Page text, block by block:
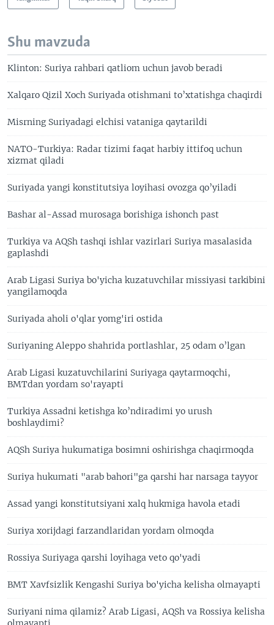
Shu mavzuda
Klinton: Suriya rahbari qatliom uchun javob beradi
Xalqaro Qizil Xoch Suriyada otishmani to’xtatishga chaqirdi
Misrning Suriyadagi elchisi vataniga qaytarildi
NATO-Turkiya: Radar tizimi faqat harbiy ittifoq uchun
xizmat qiladi
Suriyada yangi konstitutsiya loyihasi ovozga qo’yiladi
Bashar al-Assad murosaga borishiga ishonch past
Turkiya va AQSh tashqi ishlar vazirlari Suriya masalasida
gaplashdi
Arab Ligasi Suriya bo'yicha kuzatuvchilar missiyasi tarkibini
yangilamoqda
Suriyada aholi o'qlar yomg'iri ostida
Suriyaning Aleppo shahrida portlashlar, 25 odam o’lgan
Arab Ligasi kuzatuvchilarini Suriyaga qaytarmoqchi,
BMTdan yordam so'rayapti
Turkiya Assadni ketishga ko’ndiradimi yo urush
boshlaydimi?
AQSh Suriya hukumatiga bosimni oshirishga chaqirmoqda
Suriya hukumati "arab bahori"ga qarshi har narsaga tayyor
Assad yangi konstitutsiyani xalq hukmiga havola etadi
Suriya xorijdagi farzandlaridan yordam olmoqda
Rossiya Suriyaga qarshi loyihaga veto qo'yadi
BMT Xavfsizlik Kengashi Suriya bo'yicha kelisha olmayapti
Suriyani nima qilamiz? Arab Ligasi, AQSh va Rossiya kelisha